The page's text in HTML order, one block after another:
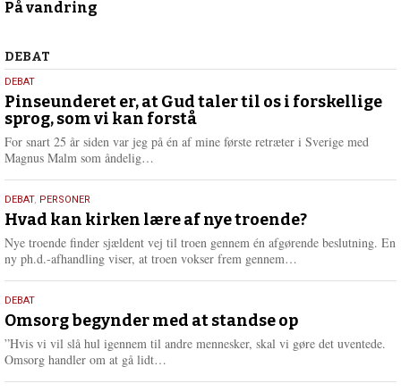
februar
På vandring
Debat
DEBAT
5.
august
2026
DEBAT
Pinseunderet er, at Gud taler til os i forskellige
sprog, som vi kan forstå
For snart 25 år siden var jeg på én af mine første retræter i Sverige med
Magnus Malm som åndelig…
e
r
e
25.
juli
2026
DEBAT, PERSONER
Hvad kan kirken lære af nye troende?
Nye troende finder sjældent vej til troen gennem én afgørende beslutning. En
ny ph.d.-afhandling viser, at troen vokser frem gennem…
e
r
e
9.
juli
2026
DEBAT
Omsorg begynder med at standse op
”Hvis vi vil slå hul igennem til andre mennesker, skal vi gøre det uventede.
Omsorg handler om at gå lidt…